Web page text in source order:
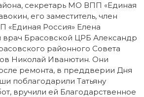
секретарь МО ВПП «Единая
его заместитель, член
Россия» Елена
врач Брасовской ЦРБ Александр
районного Совета
Николай Иванютин. Они
ремонта, в преддверии Дня
поблагодарили Татьяну
вручили ей Благодарственное